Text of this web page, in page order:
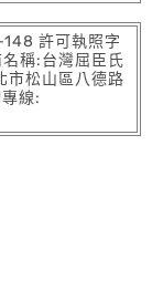
許可執照字
稱:台灣屈臣氏
市松山區八德路
線: